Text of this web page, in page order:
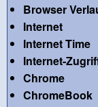
Browser
Internet
Internet Time
Internet-
Chrome
ChromeBook